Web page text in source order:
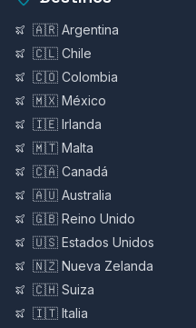
🇦🇷 Argentina
🇨🇱 Chile
🇨🇴 Colombia
🇲🇽 México
🇮🇪 Irlanda
🇲🇹 Malta
🇨🇦 Canadá
🇦🇺 Australia
🇬🇧 Reino Unido
🇺🇸 Estados Unidos
🇳🇿 Nueva Zelanda
🇨🇭 Suiza
🇮🇹 Italia